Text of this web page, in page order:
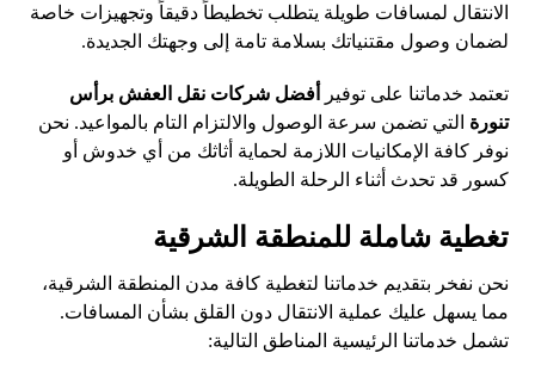
الانتقال لمسافات طويلة يتطلب تخطيطاً دقيقاً وتجهيزات خاصة
لضمان وصول مقتنياتك بسلامة تامة إلى وجهتك الجديدة.
تعتمد خدماتنا على توفير
أفضل شركات نقل العفش برأس
تنورة التي تضمن سرعة الوصول والالتزام التام بالمواعيد. نحن
نوفر كافة الإمكانيات اللازمة لحماية أثاثك من أي خدوش أو
كسور قد تحدث أثناء الرحلة الطويلة.
تغطية شاملة للمنطقة الشرقية
نحن نفخر بتقديم خدماتنا لتغطية كافة مدن المنطقة الشرقية،
مما يسهل عليك عملية الانتقال دون القلق بشأن المسافات.
تشمل خدماتنا الرئيسية المناطق التالية: